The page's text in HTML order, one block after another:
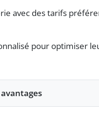
avec des tarifs
pour optimiser